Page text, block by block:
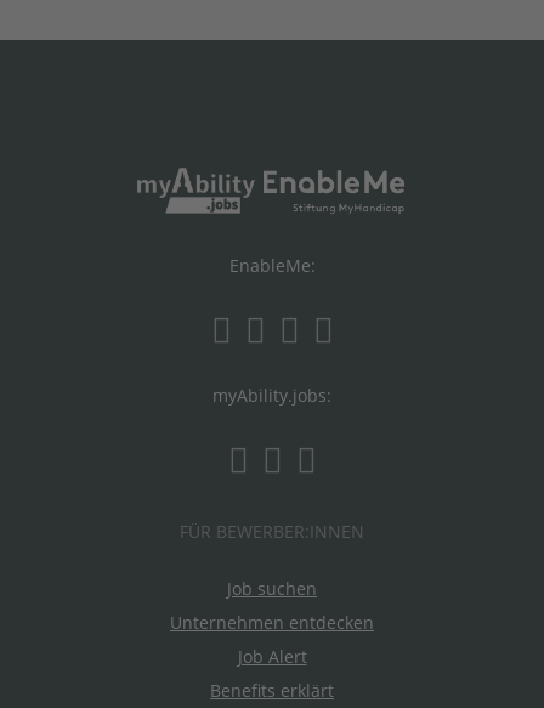
EnableMe:
myAbility.jobs:
FÜR BEWERBER:INNEN
Job suchen
Unternehmen entdecken
Job Alert
Benefits erklärt